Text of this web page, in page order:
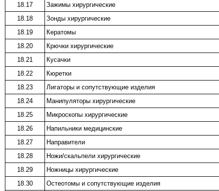
18.17
Зажимы хирургические
18.18
Зонды хирургические
18.19
Кератомы
18.20
Крючки хирургические
18.21
Кусачки
18.22
Кюретки
18.23
Лигаторы и сопутствующие изделия
18.24
Манипуляторы хирургические
18.25
Микроскопы хирургические
18.26
Напильники медицинские
18.27
Направители
18.28
Ножи/скальпели хирургические
18.29
Ножницы хирургические
18.30
Остеотомы и сопутствующие изделия